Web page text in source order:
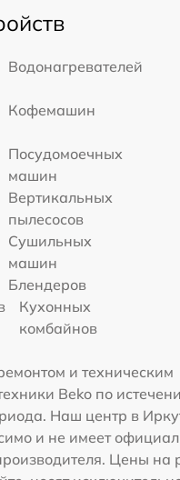
Водонагревателей
Кофемашин
Посудомоечных
машин
Вертикальных
пылесосов
Сушильных
машин
Блендеров
Кухонных
комбайнов
и техническим
Beko по
Наш центр в
и не имеет
Цены на